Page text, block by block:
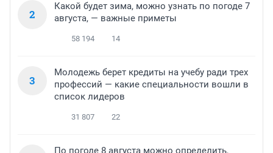
2
Какой будет зима, можно узнать по погоде 7
августа, — важные приметы
58 194 14
3
Молодежь берет кредиты на учебу ради трех
профессий — какие специальности вошли в
список лидеров
31 807 22
По погоде 8 августа можно определить,